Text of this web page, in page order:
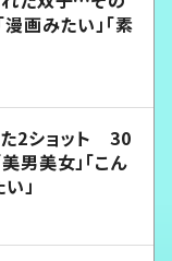
画みたい」「素
2ショット 30
男美女」「こん
」